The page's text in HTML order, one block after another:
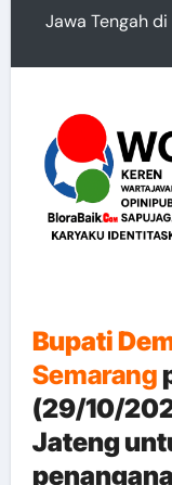
Jawa Tengah
Bupati
Semarang
(29/10/
Jateng